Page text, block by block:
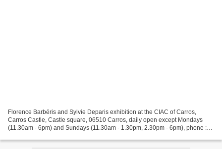
Florence Barbéris and Sylvie Deparis exhibition at the CIAC of Carros,
Carros Castle, Castle square, 06510 Carros, daily open except Mondays
(11.30am - 6pm) and Sundays (11.30am - 1.30pm, 2.30pm - 6pm), phone :